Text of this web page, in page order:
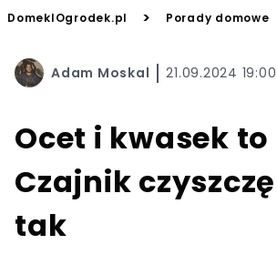
DomekIOgrodek.pl > Porady domowe
Adam Moskal 21.09.2024 19:00
Ocet i kwasek to
Czajnik
tak